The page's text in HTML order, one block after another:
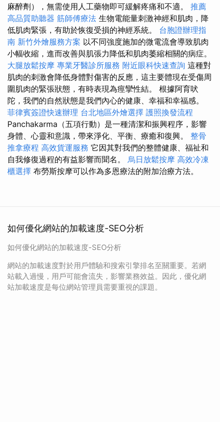
麻醉劑），無需使用人工藥物即可緩解疼痛和不適。 推薦
高品質助聽器 筋師傅療法 生物電能量刺激神經和肌肉，降
低肌肉緊張，有助於恢復受損的神經系統。 台胞證辦理指
南 新竹外燴服務方案 以不同強度施加的微電流會導致肌肉
小幅收縮，進而改善與肌張力降低和肌肉萎縮相關的病症。
大腿放鬆按摩 專業牙醫診所服務 附近眼科快速查詢 這種對
肌肉的刺激會降低身體對傷害的反應，這主要體現在受傷周
圍肌肉的緊張狀態，有時表現為痙攣性結。 根據阿育吠
陀，我們的自然狀態是我們內心的健康、幸福和幸福感。
菲律賓簽證快速辦理 台北地區外燴選擇 護照換發流程
Panchakarma（五項行動）是一種清潔和振興程序，影響
身體、心靈和意識，帶來淨化、平衡、療癒和復興。 整骨
推拿療程 高效貨運服務 它因其對我們的整體健康、福祉和
自我修復過程的有益影響而聞名。 烏日放鬆按摩 高效冷凍
櫃選擇 布勞斯按摩可以作為多恩療法的附加治療方法。
如何優化網站的加載速度-SEO分析
如何優化網站的加載速度-SEO分析
網站的加載速度對於用戶體驗和搜索引擎排名至關重要。若網
站載入過慢，用戶可能會流失，影響業務效益。因此，優化網
站加載速度是每位網站管理員需要重視的課題。